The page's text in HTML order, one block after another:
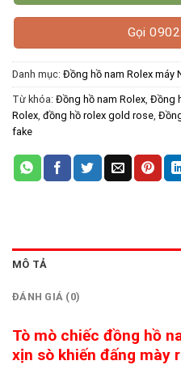
Gọi
Danh mục: Đồng hồ nam Rolex máy
Từ khóa: Đồng hồ nam Rolex Đồng
Rolex đồng hồ rolex gold rose
fake
MÔ TẢ
ĐÁNH GIÁ (0)
Tò mò chiếc đồng hồ
xịn sò khiến đấng mày